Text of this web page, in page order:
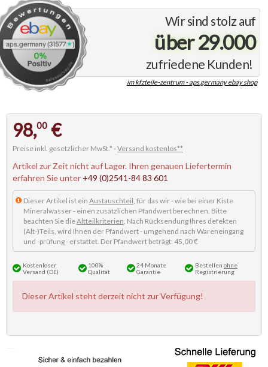
Wir sind stolz auf
über 29.000
zufriedene Kunden!
im kfzteile-zentrum - aps.germany ebay shop
98,00 €
Preise inkl. gesetzlicher MwSt.* -Versand kostenlos**
Artikel zur Zeit nicht auf Lager. Ihren genauen Liefertermin
erfahren Sie unter +49 (0)2541-84 83 601
Dieser Artikel ist ein Austauschteil, für das wir - wie bei einer Kiste
Mineralwasser - einen zusätzlichen Pfandwert berechnen. Bitte
beachten Sie dieAltteilkriterien. Nach Rücksendung Ihres defekten
(Alt-)Teils, wird Ihnen der Pfandwert - umgehend nach Wareneingang
und -prüfung - erstattet. Der Pfandwert beträgt: 45,00 €
Kostenloser
Versand (DE)
100%
Qualität
24 Monate
Garantie
Bestellen ohne
Registrierung
Dieser Artikel steht derzeit nicht zur Verfügung!